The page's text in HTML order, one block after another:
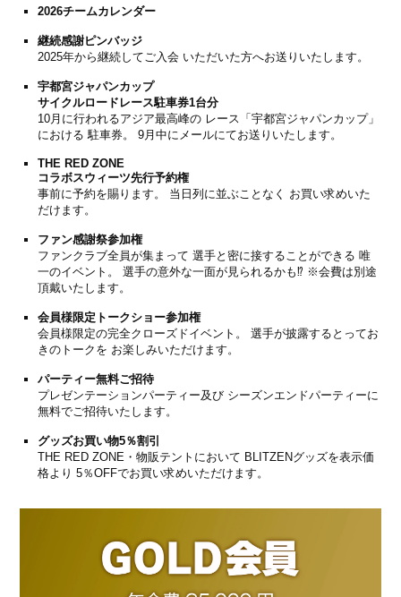
2026チームカレンダー
継続感謝ピンバッジ
2025年から継続してご入会 いただいた方へお送りいたします。
宇都宮ジャパンカップ
サイクルロードレース駐車券1台分
10月に行われるアジア最高峰の レース「宇都宮ジャパンカップ」
における 駐車券。 9月中にメールにてお送りいたします。
THE RED ZONE
コラボスウィーツ先行予約権
事前に予約を賜ります。 当日列に並ぶことなく お買い求めいた
だけます。
ファン感謝祭参加権
ファンクラブ全員が集まって 選手と密に接することができる 唯
一のイベント。 選手の意外な一面が見られるかも⁉ ※会費は別途
頂戴いたします。
会員様限定トークショー参加権
会員様限定の完全クローズドイベント。 選手が披露するとってお
きのトークを お楽しみいただけます。
パーティー無料ご招待
プレゼンテーションパーティー及び シーズンエンドパーティーに
無料でご招待いたします。
グッズお買い物5％割引
THE RED ZONE・物販テントにおいて BLITZENグッズを表示価
格より 5％OFFでお買い求めいただけます。